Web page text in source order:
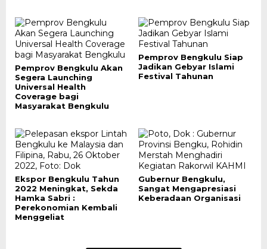
Pemprov Bengkulu Akan
Segera Launching
Universal Health
Coverage bagi
Masyarakat Bengkulu
Pemprov Bengkulu Siap
Jadikan Gebyar Islami
Festival Tahunan
Ekspor Bengkulu Tahun
2022 Meningkat, Sekda
Hamka Sabri :
Perekonomian Kembali
Menggeliat
Gubernur Bengkulu,
Sangat Mengapresiasi
Keberadaan Organisasi